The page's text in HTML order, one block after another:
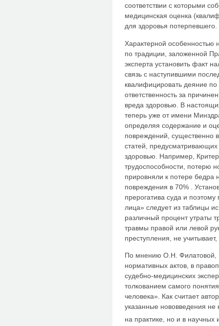
соответствии с которыми
медицинская оценка
для здоровья потерпевшего.
Характерной особенностью
по традиции, заложенной
эксперта установить факт
связь с наступившими
квалифицировать деяние
ответственность за
вреда здоровью. В
теперь уже от имени
определяя содержание и
повреждений, существенно
статей, предусматривающих
здоровью. Например,
трудоспособности, потерю
прировняли к потере бедра
повреждения в 70% .
прерогатива суда и
лица» следует из таблицы
различный процент утраты
травмы правой или левой
преступления, не
По мнению О.Н. Филатовой,
нормативных актов, в
судебно-медицинских
толкованием самого
человека». Как считает
указанные нововведения
на практике, но и в научных